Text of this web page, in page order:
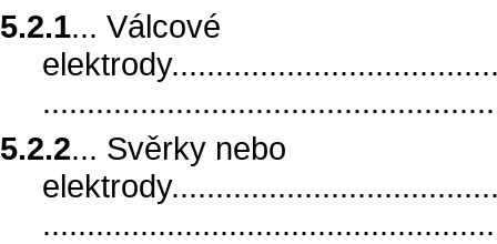
5.2.1... Válcové
5.2.2... Svěrky nebo